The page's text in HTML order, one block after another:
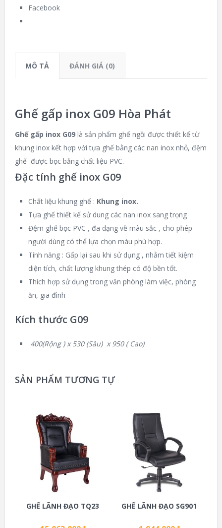
Facebook
MÔ TẢ ĐÁNH GIÁ (0)
Ghế gấp inox G09 Hòa Phát
Ghế gấp inox G09 là sản phẩm ghế ngồi được thiết kế từ
khung inox kết hợp với tựa ghế bằng các nan inox nhỏ, đệm
ghế được bọc bằng chất liệu PVC.
Đặc tính ghế inox G09
Chất liệu khung ghế : Khung inox.
Tựa ghế thiết kế sử dung các nan inox sang trọng
Đệm ghế bọc PVC , đa dạng về màu sắc , cho phép
người dùng có thể lựa chọn màu phù hợp.
Tính năng : Gấp lại sau khi sử dụng , nhằm tiết kiệm
diện tích, chất lượng khung thép có độ bền tốt.
Thích hợp sử dụng trong văn phòng làm việc, phòng
ăn, gia đình
Kích thước G09
400(Rộng ) x 530 (Sâu) x 950 ( Cao)
SẢN PHẨM TƯƠNG TỰ
GHẾ LÃNH ĐẠO TQ23 GHẾ LÃNH ĐẠO SG901